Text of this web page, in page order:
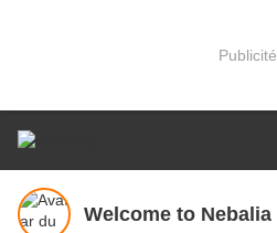
Publicité
Welcome to Nebalia